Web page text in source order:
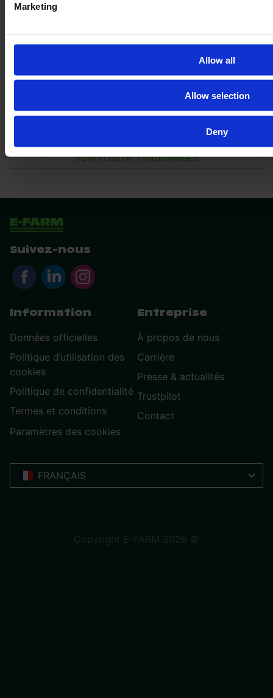
Marketing
Allow all
Allow selection
Deny
machine adaptée à vos besoins à la livraison sur le
pas de votre porte en passant par une inspection
indépendante ! Pourquoi ne pas demander leur avis
aux clients ayant acheté leur machine par notre
VOIR PLUS DE TÉMOIGNAGES
Suivez-nous
Information
Données officielles
Politique d’utilisation des
cookies
Politique de confidentialité
Termes et conditions
Paramètres des cookies
Entreprise
À propos de nous
Carrière
Presse & actualités
Trustpilot
Contact
FRANÇAIS